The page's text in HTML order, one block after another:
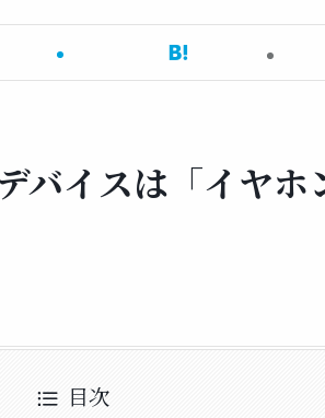
バイスは「イヤホ
目次